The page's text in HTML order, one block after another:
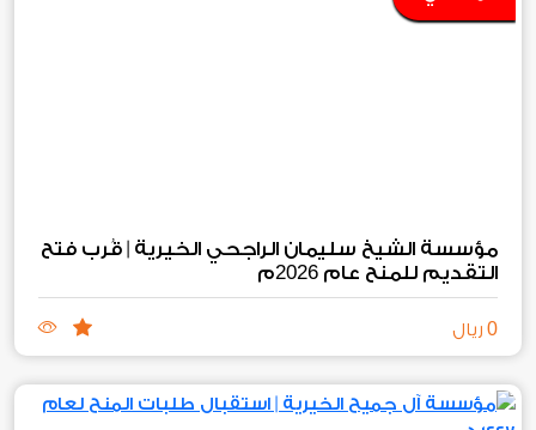
مؤسسة الشيخ سليمان الراجحي الخيرية | قُرب فتح
التقديم للمنح عام 2026م
0 ريال